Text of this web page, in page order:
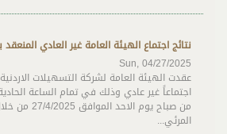
نتائج اجتماع الهيئة العامة غير العادي المنعقد بتاريخ
Sun, 04/27/2025
عقدت الهيئة العامة لشركة التسهيلات
اجتماعاً غير عادي وذلك في تمام الساعة
من صباح يوم
المرئي...